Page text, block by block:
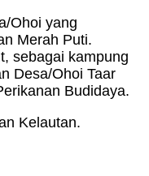
Ohoi yang
Merah Puti.
sebagai kampung
Desa/Ohoi Taar
Budidaya.
Kelautan.